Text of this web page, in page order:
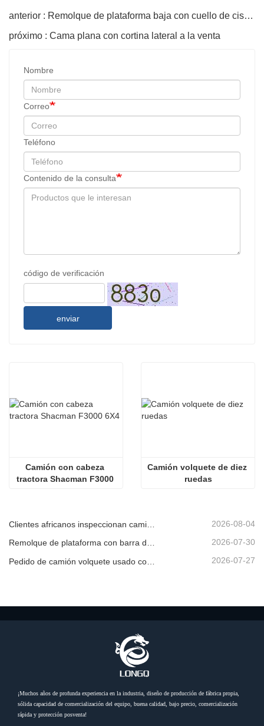
anterior : Remolque de plataforma baja con cuello de cisne de 3 ejes
próximo : Cama plana con cortina lateral a la venta
Nombre
Correo
Teléfono
Contenido de la consulta
código de verificación
enviar
Camión con cabeza
tractora Shacman F3000
Camión volquete de diez
ruedas
2026-08-04
Remolque de plataforma con barra de tiro en venta 2026-07-30
2026-07-27
¡Muchos años de profunda experiencia en la industria, diseño de producción de fábrica propia,
sólida capacidad de comercialización del equipo, buena calidad, bajo precio, comercialización
rápida y protección posventa!